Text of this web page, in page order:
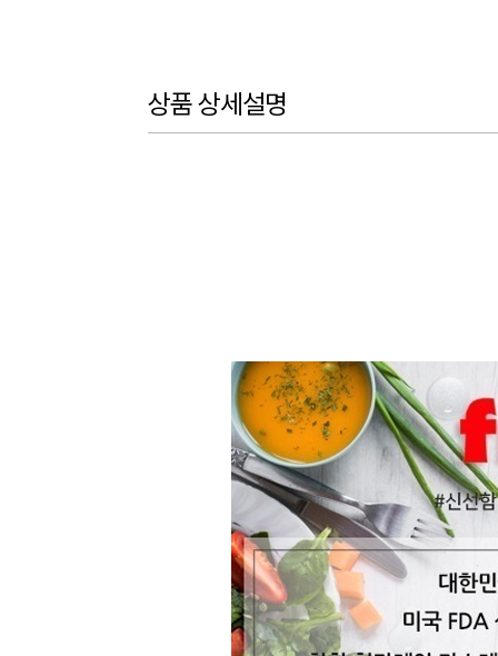
상품 상세설명